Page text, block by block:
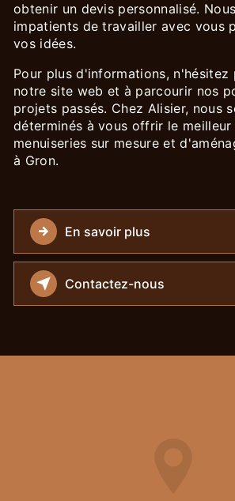
obtenir un devis personnalisé.
impatients de travailler avec vous
vos idées.
Pour plus d'informations, n'hésitez
notre site web et à parcourir nos
projets passés. Chez Alisier, nous
déterminés à vous offrir le
menuiseries sur mesure et
à Gron.
En savoir plus
Contactez-nous